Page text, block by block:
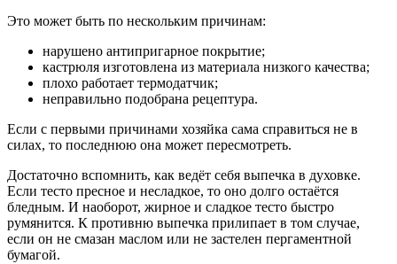
Это может быть по нескольким причинам:
нарушено антипригарное покрытие;
кастрюля изготовлена из материала низкого качества;
плохо работает термодатчик;
неправильно подобрана рецептура.
Если с первыми причинами хозяйка сама справиться не в
силах, то последнюю она может пересмотреть.
Достаточно вспомнить, как ведёт себя выпечка в духовке.
Если тесто пресное и несладкое, то оно долго остаётся
бледным. И наоборот, жирное и сладкое тесто быстро
румянится. К противню выпечка прилипает в том случае,
если он не смазан маслом или не застелен пергаментной
бумагой.